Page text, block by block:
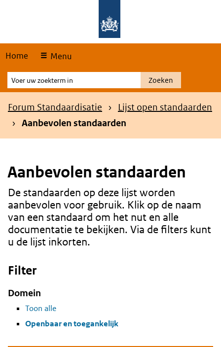
Home Menu
Voer
uw
zoekterm
Zoeken
Kruimelpad
Forum Standaardisatie
Lijst open standaarden
Aanbevolen standaarden
Aanbevolen standaarden
Content
De standaarden op deze lijst worden
aanbevolen voor gebruik. Klik op de naam
van een standaard om het nut en alle
documentatie te bekijken. Via de filters kunt
u de lijst inkorten.
Filter
Domein
Toon alle
Openbaar en toegankelijk